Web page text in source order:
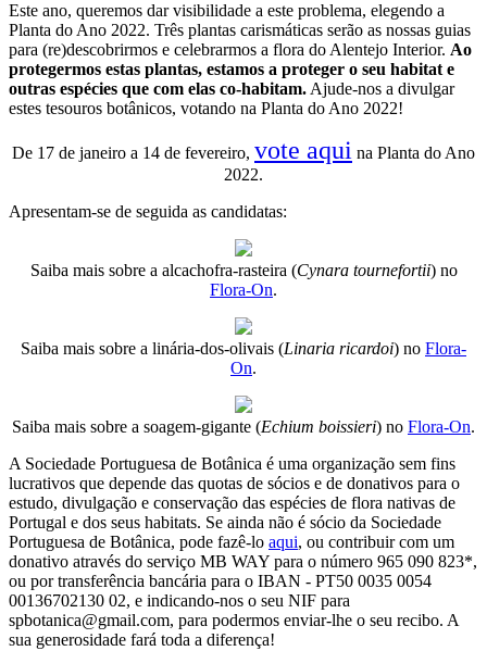
Este ano, queremos dar visibilidade a este problema, elegendo a
Planta do Ano 2022. Três plantas carismáticas serão as nossas guias
para (re)descobrirmos e celebrarmos a flora do Alentejo Interior. Ao
protegermos estas plantas, estamos a proteger o seu habitat e
outras espécies que com elas co-habitam.Ajude-nos a divulgar
estes tesouros botânicos, votando na Planta do Ano 2022!
De 17 de janeiro a 14 de fevereiro, vote aqui na Planta do Ano
2022.
Apresentam-se de seguida as candidatas:
Saiba mais sobre a alcachofra-rasteira (Cynara tournefortii) no
Flora-On.
Saiba mais sobre a linária-dos-olivais (Linaria ricardoi) no Flora-
On.
Saiba mais sobre a soagem-gigante (Echium boissieri) no Flora-On.
A Sociedade Portuguesa de Botânica é uma organização sem fins
lucrativos que depende das quotas de sócios e de donativos para o
estudo, divulgação e conservação das espécies de flora nativas de
Portugal e dos seus habitats. Se ainda não é sócio da Sociedade
Portuguesa de Botânica, pode fazê-lo aqui, ou contribuir com um
donativo através do serviço MB WAY para o número 965 090 823*,
ou por transferência bancária para o IBAN - PT50 0035 0054
00136702130 02, e indicando-nos o seu NIF para
spbotanica@gmail.com, para podermos enviar-lhe o seu recibo. A
sua generosidade fará toda a diferença!